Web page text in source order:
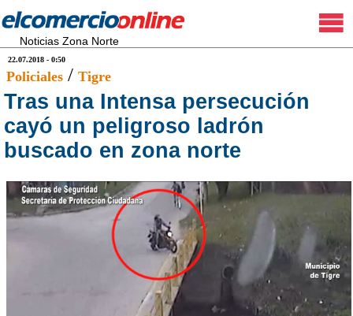
Noticias Zona Norte
22.07.2018 - 0:50
Policiales / Tigre
Tras una Intensa persecución
cayó un peligroso ladrón
buscado en zona norte